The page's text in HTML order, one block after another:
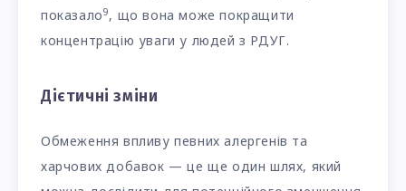
показало9, що вона може покращити
концентрацію уваги у людей з РДУГ.
Дієтичні зміни
Обмеження впливу певних алергенів та
харчових добавок — це ще один шлях, який